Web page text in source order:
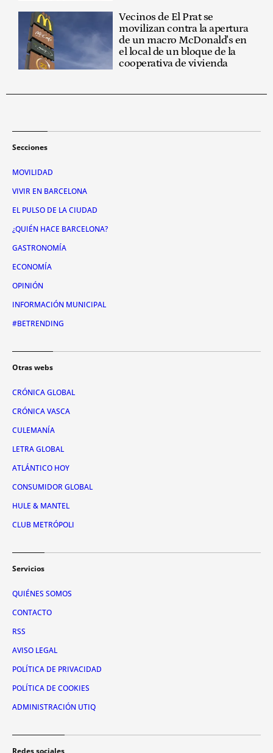
Vecinos de El Prat se
movilizan contra la apertura
de un macro McDonald's en
el local de un bloque de la
cooperativa de vivienda
Secciones
MOVILIDAD
VIVIR EN BARCELONA
EL PULSO DE LA CIUDAD
¿QUIÉN HACE BARCELONA?
GASTRONOMÍA
ECONOMÍA
OPINIÓN
INFORMACIÓN MUNICIPAL
#BETRENDING
Otras webs
CRÓNICA GLOBAL
CRÓNICA VASCA
CULEMANÍA
LETRA GLOBAL
ATLÁNTICO HOY
CONSUMIDOR GLOBAL
HULE & MANTEL
CLUB METRÓPOLI
Servicios
QUIÉNES SOMOS
CONTACTO
RSS
AVISO LEGAL
POLÍTICA DE PRIVACIDAD
POLÍTICA DE COOKIES
ADMINISTRACIÓN UTIQ
Redes sociales